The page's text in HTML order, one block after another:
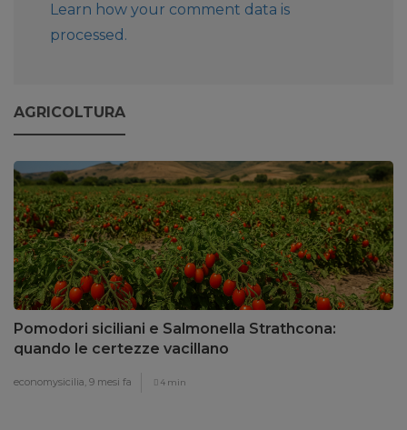
Learn how your comment data is
processed.
AGRICOLTURA
Pomodori siciliani e Salmonella Strathcona:
quando le certezze vacillano
economysicilia, 9 mesi fa 4 min